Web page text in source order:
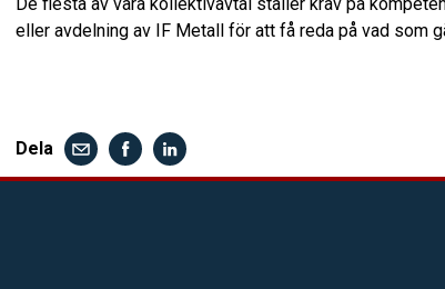
eller avdelning av IF Metall för att få reda på vad som
Dela